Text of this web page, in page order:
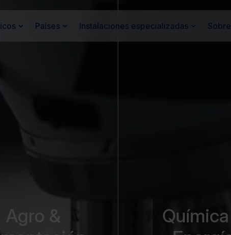
Países Instalaciones especializadas
Agro &